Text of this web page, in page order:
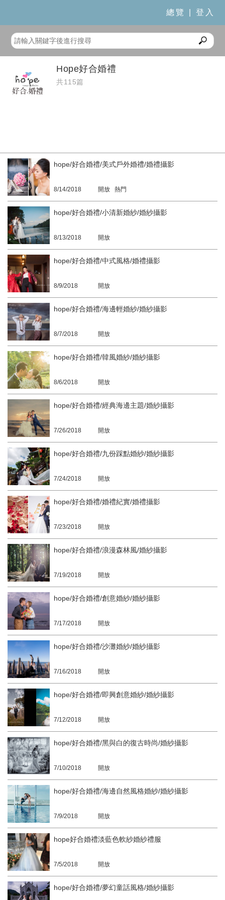
總覽 登入
Hope好合婚禮
共115篇
hope/好合婚禮/美式戶外婚禮/婚禮攝影
8/14/2018 開放 熱門
hope/好合婚禮/小清新婚紗/婚紗攝影
8/13/2018 開放
hope/好合婚禮/中式風格/婚禮攝影
8/9/2018 開放
hope/好合婚禮/海邊輕婚紗/婚紗攝影
8/7/2018 開放
hope/好合婚禮/韓風婚紗/婚紗攝影
8/6/2018 開放
hope/好合婚禮/經典海邊主題/婚紗攝影
7/26/2018 開放
hope/好合婚禮/九份踩點婚紗/婚紗攝影
7/24/2018 開放
hope/好合婚禮/婚禮紀實/婚禮攝影
7/23/2018 開放
hope/好合婚禮/浪漫森林風/婚紗攝影
7/19/2018 開放
hope/好合婚禮/創意婚紗/婚紗攝影
7/17/2018 開放
hope/好合婚禮/沙灘婚紗/婚紗攝影
7/16/2018 開放
hope/好合婚禮/即興創意婚紗/婚紗攝影
7/12/2018 開放
hope/好合婚禮/黑與白的復古時尚/婚紗攝影
7/10/2018 開放
hope/好合婚禮/海邊自然風格婚紗/婚紗攝影
7/9/2018 開放
hope好合婚禮淡藍色軟紗婚紗禮服
7/5/2018 開放
hope/好合婚禮/夢幻童話風格/婚紗攝影